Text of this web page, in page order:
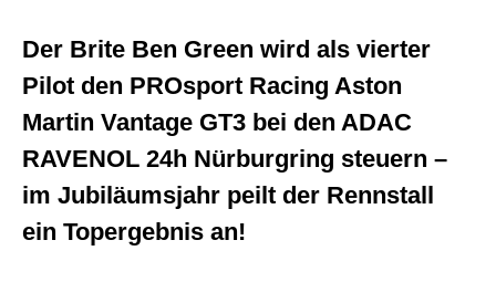
Der Brite Ben Green wird als vierter
Pilot den PROsport Racing Aston
Martin Vantage GT3 bei den ADAC
RAVENOL 24h Nürburgring steuern –
im Jubiläumsjahr peilt der Rennstall
ein Topergebnis an!